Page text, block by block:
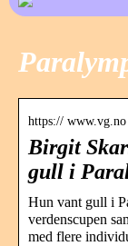
https:// www.vg.no
Birgit
gull i
Hun vant gull i
verdenscupen
med flere